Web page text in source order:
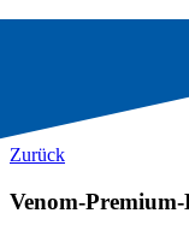
Zurück
Venom-